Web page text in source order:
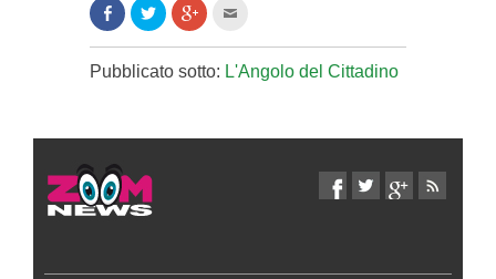
Condividi
su
Facebook
(Si
apre
in
Clicca
per
condividere
su
Twitter
(Si
finestra)
Clicca
per
su
Google+
(Si
finestra)
l'articolo
via
mail
apre
Pubblicato sotto: L'Angolo del Cittadino